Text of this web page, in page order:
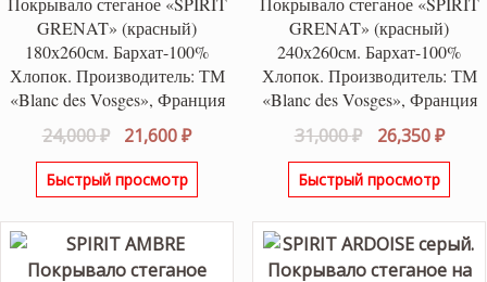
GRENAT» (красный)
180х260см. Бархат-100%
Хлопок. Производитель: ТМ
«Blanc des Vosges», Франция
24,000₽
Первоначальная
цена
составляла
21,600₽Текущая
цена:
Быстрый просмотр
GRENAT» (красный)
240х260см. Бархат-100%
Хлопок. Производитель: ТМ
«Blanc des Vosges», Франция
31,000₽
цена
составляла
26,350₽
Быстрый просмотр